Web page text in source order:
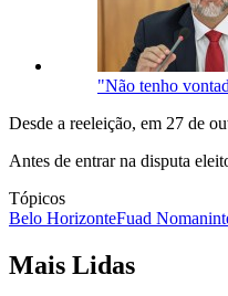
"Não tenho
Desde a reeleição, em 27 de
Antes de entrar na disputa
Tópicos
Belo HorizonteFuad Noman
Mais Lidas